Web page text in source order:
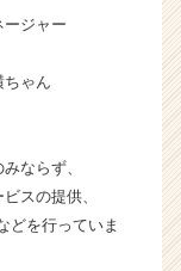
ージャー
ちゃん
らず、
の提供、
を行っていま